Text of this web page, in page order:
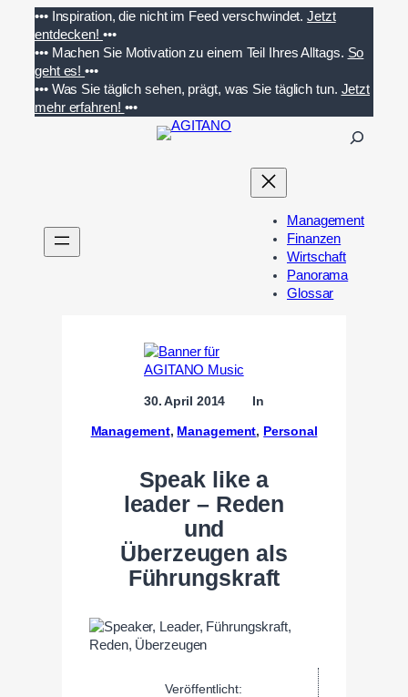
Inhalt
springen
••• Inspiration, die nicht im Feed verschwindet. Jetzt
entdecken! •••
••• Machen Sie Motivation zu einem Teil Ihres Alltags. So
geht es!•••
••• Was Sie täglich sehen, prägt, was Sie täglich tun. Jetzt
mehr erfahren! •••
n
Management
Finanzen
Wirtschaft
Panorama
Glossar
30. April 2014 In
Management, Management, Personal
Speak like a
leader – Reden
und
Überzeugen als
Führungskraft
Veröffentlicht: